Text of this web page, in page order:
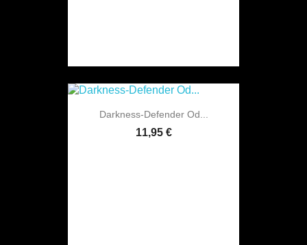
Darkness-Defender Od...
11,95 €